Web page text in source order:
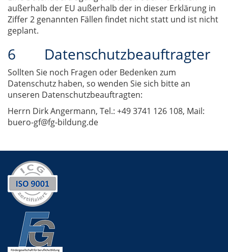
außerhalb der EU außerhalb der in dieser Erklärung in
Ziffer 2 genannten Fällen findet nicht statt und ist nicht
geplant.
6 Datenschutzbeauftragter
Sollten Sie noch Fragen oder Bedenken zum
Datenschutz haben, so wenden Sie sich bitte an
unseren Datenschutzbeauftragten:
Herrn Dirk Angermann, Tel.: +49 3741 126 108, Mail:
buero-gf@fg-bildung.de